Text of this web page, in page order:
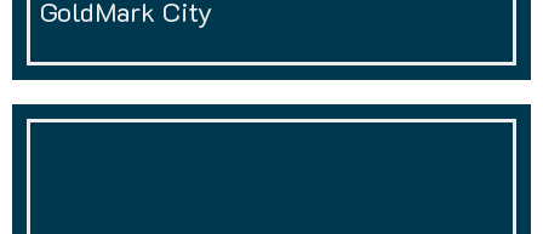
GoldMark City